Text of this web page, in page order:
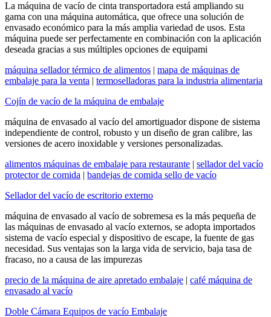
La máquina de vacío de cinta transportadora está ampliando su
gama con una máquina automática, que ofrece una solución de
envasado económico para la más amplia variedad de usos. Esta
máquina puede ser perfectamente en combinación con la aplicación
deseada gracias a sus múltiples opciones de equipami
máquina sellador térmico de alimentos | mapa de máquinas de
embalaje para la venta | termoselladoras para la industria alimentaria
Cojín de vacío de la máquina de embalaje
máquina de envasado al vacío del amortiguador dispone de sistema
independiente de control, robusto y un diseño de gran calibre, las
versiones de acero inoxidable y versiones personalizadas.
alimentos máquinas de embalaje para restaurante | sellador del vacío
protector de comida | bandejas de comida sello de vacío
Sellador del vacío de escritorio externo
máquina de envasado al vacío de sobremesa es la más pequeña de
las máquinas de envasado al vacío externos, se adopta importados
sistema de vacío especial y dispositivo de escape, la fuente de gas
necesidad. Sus ventajas son la larga vida de servicio, baja tasa de
fracaso, no a causa de las impurezas
precio de la máquina de aire apretado embalaje | café máquina de
envasado al vacío
Doble Cámara Equipos de vacío Embalaje